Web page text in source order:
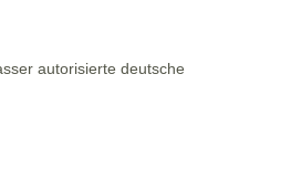
autorisierte deutsche